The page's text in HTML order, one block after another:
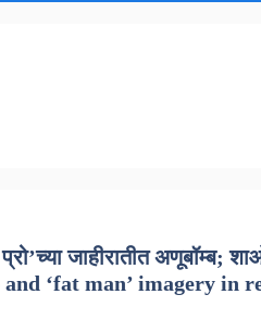
जाहीरातीत अणूबॉम्ब;
‘fat man’ imagery in